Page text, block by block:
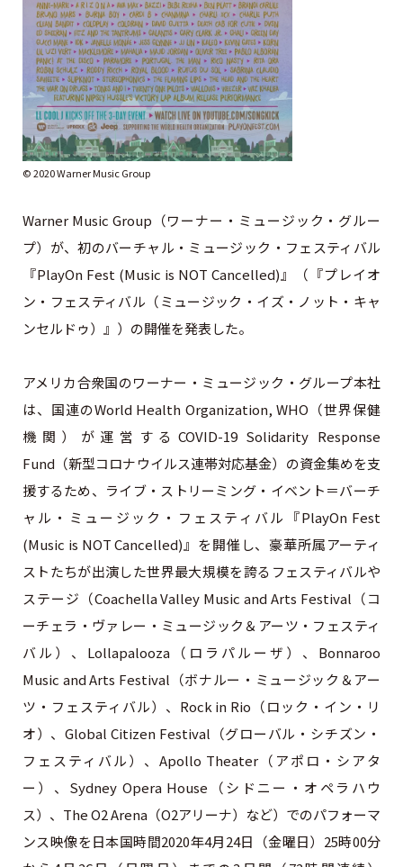
©︎ 2020 Warner Music Group
Warner Music Group（ワーナー・ミュージック・グルー
プ）が、初のバーチャル・ミュージック・フェスティバル
『PlayOn Fest (Music is NOT Cancelled)』（『プレイオ
ン・フェスティバル（ミュージック・イズ・ノット・キャ
ンセルドゥ）』）の開催を発表した。
アメリカ合衆国のワーナー・ミュージック・グループ本社
は、国連のWorld Health Organization, WHO（世界保健
機関）が運営するCOVID-19 Solidarity Response
Fund（新型コロナウイルス連帯対応基金）の資金集めを支
援するため、ライブ・ストリーミング・イベント＝バーチ
ャル・ミュージック・フェスティバル『PlayOn Fest
(Music is NOT Cancelled)』を開催し、豪華所属アーティ
ストたちが出演した世界最大規模を誇るフェスティバルや
ステージ（Coachella Valley Music and Arts Festival（コ
ーチェラ・ヴァレー・ミュージック＆アーツ・フェスティ
バル）、Lollapalooza（ロラパルーザ）、Bonnaroo
Music and Arts Festival（ボナルー・ミュージック＆アー
ツ・フェスティバル）、Rock in Rio（ロック・イン・リ
オ）、Global Citizen Festival（グローバル・シチズン・
フェスティバル）、Apollo Theater（アポロ・シアタ
ー）、Sydney Opera House（シドニー・オペラハウ
ス）、The O2 Arena（O2アリーナ）など）でのパフォーマ
ンス映像を日本国時間2020年4月24日（金曜日）25時00分